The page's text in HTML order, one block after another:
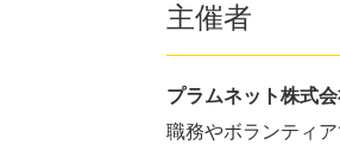
主催者
プラムネット株式
職務やボランティ